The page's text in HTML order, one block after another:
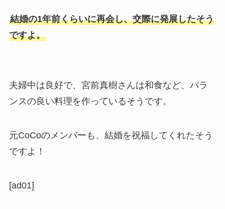
結婚の1年前くらいに再会し、交際に発展したそう
ですよ。
夫婦中は良好で、宮前真樹さんは和食など、バラ
ンスの良い料理を作っているそうです。
元CoCoのメンバーも、結婚を祝福してくれたそう
ですよ！
[ad01]